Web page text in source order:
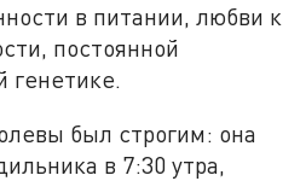
в питании, любви к
постоянной
генетике.
был строгим: она
в 7:30 утра,